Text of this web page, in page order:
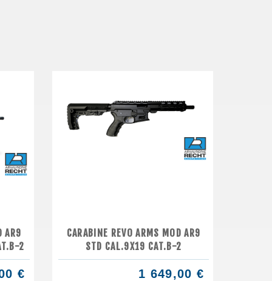
AR9
2
€
CARABINE REVO ARMS MOD AR9
STD CAL.9X19 CAT.B-2
1 649,00 €